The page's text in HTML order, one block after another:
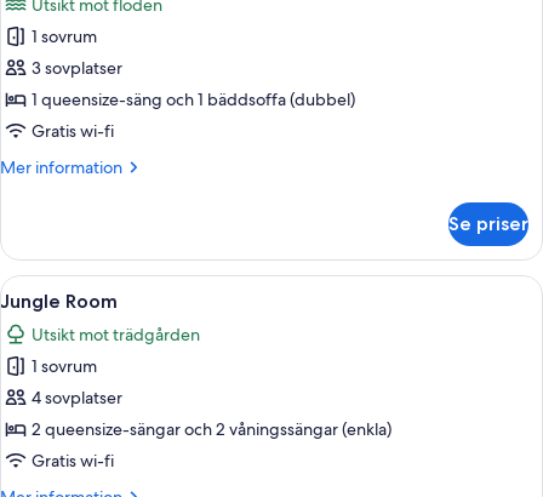
foton
för
Del
Rio
Utsikt mot floden
1 sovrum
3 sovplatser
1 queensize-säng och 1 bäddsoffa (dubbel)
Gratis wi-fi
Mer information
Mer
Rio
Se priser
Öppna
alla
foton
för
Jungle
Room
Ett sovrum med en säng, en stol, ett
7
Jungle Room
Utsikt mot trädgården
1 sovrum
4 sovplatser
2 queensize-sängar och 2 våningssängar (enkla)
Gratis wi-fi